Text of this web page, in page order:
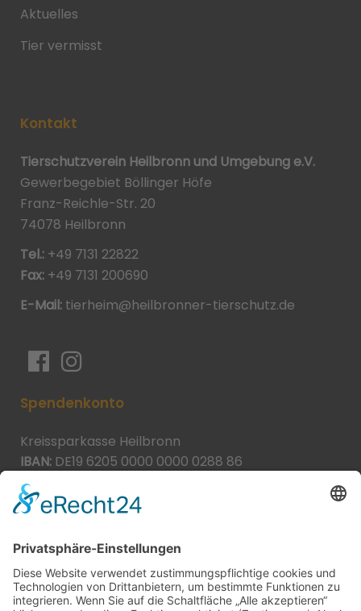
Aktuelles
Tier vermisst
Kontakt
Tierschutzverein Heilbronn und Umgebung e.V.
Gewerbegebiet Böllinger Höfe
Franz-Reichle-Str. 20
74078 Heilbronn
Tel.: +49 7131 22822
Fax: +49 7131 200690
E-Mail: tierheim@heilbronner-tierschutz.de
Spendenkonto
Kreissparkasse Heilbronn
IBAN: DE19 6205 0000 0000 0288 86
BIC:
Spende direkt via PayPal
JETZT SPENDEN